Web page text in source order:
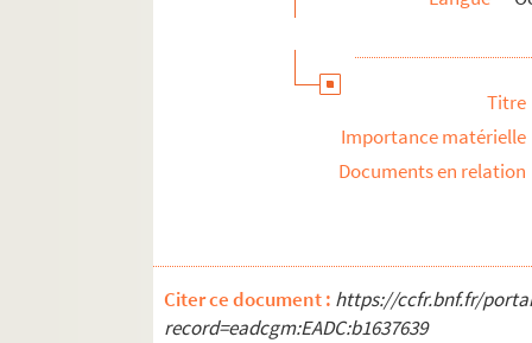
Documents et objets annexes
Titre
Importance matérielle
Documents en relation
Citer ce document : https://ccfr.bnf.fr/
record=eadcgm:EADC:b1637639